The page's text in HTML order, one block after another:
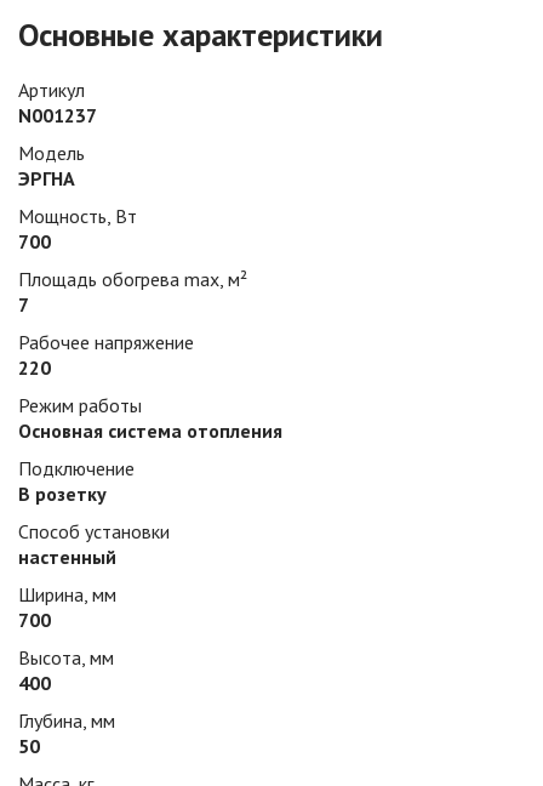
Основные характеристики
Артикул
N001237
Модель
ЭРГНА
Мощность, Вт
700
Площадь обогрева max, м²
7
Рабочее напряжение
220
Режим работы
Основная система отопления
Подключение
В розетку
Способ установки
настенный
Ширина, мм
700
Высота, мм
400
Глубина, мм
50